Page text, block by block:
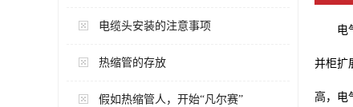
电缆头安装的注意事项
热缩管的存放
假如热缩管人，开始“凡尔赛”
电
并柜扩
高，电